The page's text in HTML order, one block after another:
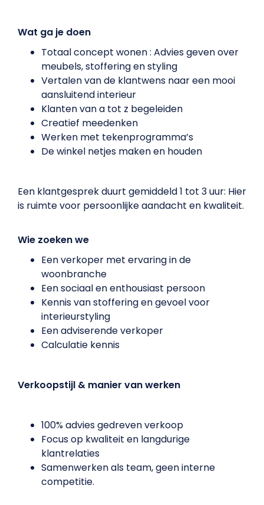
Wat ga je doen
Totaal concept wonen : Advies geven over
meubels, stoffering en styling
Vertalen van de klantwens naar een mooi
aansluitend interieur
Klanten van a tot z begeleiden
Creatief meedenken
Werken met tekenprogramma’s
De winkel netjes maken en houden
Een klantgesprek duurt gemiddeld 1 tot 3 uur: Hier
is ruimte voor persoonlijke aandacht en kwaliteit.
Wie zoeken we
Een verkoper met ervaring in de
woonbranche
Een sociaal en enthousiast persoon
Kennis van stoffering en gevoel voor
interieurstyling
Een adviserende verkoper
Calculatie kennis
Verkoopstijl & manier van werken
100% advies gedreven verkoop
Focus op kwaliteit en langdurige
klantrelaties
Samenwerken als team, geen interne
competitie.